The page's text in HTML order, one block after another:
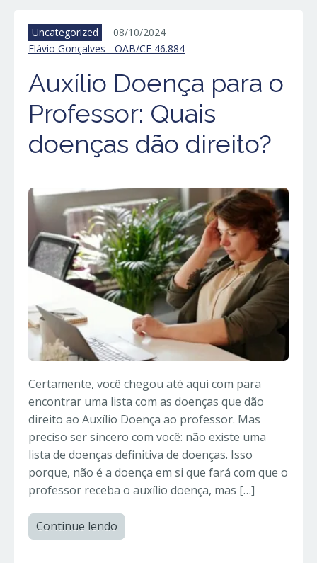
Uncategorized
08/10/2024
Flávio Gonçalves - OAB/CE 46.884
Auxílio Doença para o
Professor: Quais
doenças dão direito?
Certamente, você chegou até aqui com para
encontrar uma lista com as doenças que dão
direito ao Auxílio Doença ao professor. Mas
preciso ser sincero com você: não existe uma
lista de doenças definitiva de doenças. Isso
porque, não é a doença em si que fará com que o
professor receba o auxílio doença, mas […]
Continue lendo